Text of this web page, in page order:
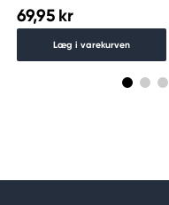
69,95 kr
Læg i varekurven